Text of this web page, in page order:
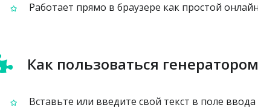
Работает прямо в браузере как простой
Как пользоваться
Вставьте или введите свой текст в поле ввода